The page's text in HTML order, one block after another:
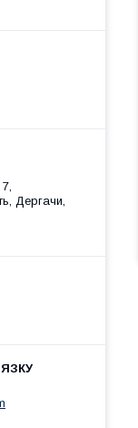
Дергачи,